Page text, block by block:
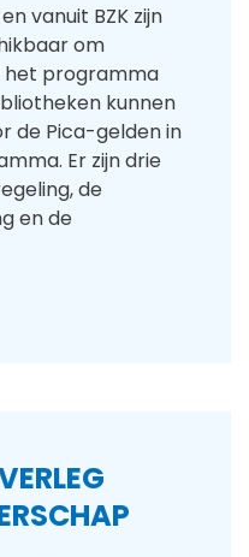
vanuit BZK zijn
om
het programma
kunnen
de Pica-gelden in
Er zijn drie
de
en de